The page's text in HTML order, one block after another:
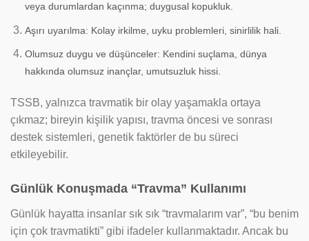
veya durumlardan kaçınma; duygusal kopukluk.
Aşırı uyarılma: Kolay irkilme, uyku problemleri, sinirlilik hali.
Olumsuz duygu ve düşünceler: Kendini suçlama, dünya
hakkında olumsuz inançlar, umutsuzluk hissi.
TSSB, yalnızca travmatik bir olay yaşamakla ortaya
çıkmaz; bireyin kişilik yapısı, travma öncesi ve sonrası
destek sistemleri, genetik faktörler de bu süreci
etkileyebilir.
Günlük Konuşmada “Travma” Kullanımı
Günlük hayatta insanlar sık sık “travmalarım var”, “bu benim
için çok travmatikti” gibi ifadeler kullanmaktadır. Ancak bu